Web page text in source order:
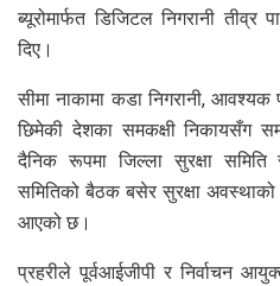
ब्यूरोमार्फत डिजिटल निगरानी तीव्र
दिए।
सीमा नाकामा कडा निगरानी, आवश्यक
छिमेकी देशका समकक्षी निकायसँग
दैनिक रूपमा जिल्ला सुरक्षा समिति
समितिको बैठक बसेर सुरक्षा अवस्थाको
आएको छ।
प्रहरीले पूर्वआईजीपी र निर्वाचन